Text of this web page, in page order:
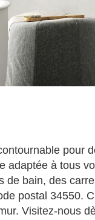
pour
adaptée à tous
bain, des
postal 34550.
Visitez-nous